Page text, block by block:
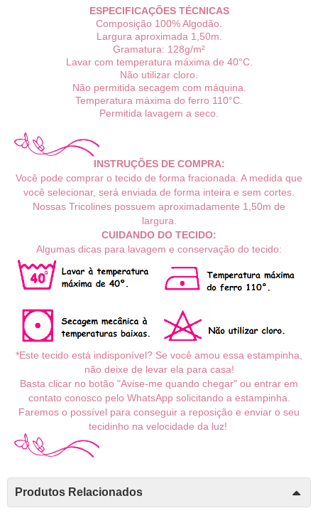
ESPECIFICAÇÕES TÉCNICAS
Composição 100% Algodão.
Largura aproximada 1,50m.
Gramatura: 128g/m²
Lavar com temperatura máxima de 40°C.
Não utilizar cloro.
Não permitida secagem com máquina.
Temperatura máxima do ferro 110°C.
Permitida lavagem a seco.
INSTRUÇÕES DE COMPRA:
Você pode comprar o tecido de forma fracionada. A medida que
você selecionar, será enviada de forma inteira e sem cortes.
Nossas Tricolines possuem aproximadamente 1,50m de
largura.
CUIDANDO DO TECIDO:
Algumas dicas para lavagem e conservação do tecido:
*Este tecido está indisponível? Se você amou essa estampinha,
não deixe de levar ela para casa!
Basta clicar no botão "Avise-me quando chegar" ou entrar em
contato conosco pelo WhatsApp solicitando a estampinha.
Faremos o possível para conseguir a reposição e enviar o seu
tecidinho na velocidade da luz!
Produtos Relacionados